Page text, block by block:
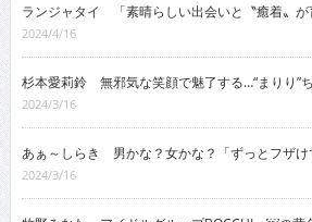
ランジャタイ 「素晴らしい出会いと〝癒着〟が
2024/4/16
杉本愛莉鈴 無邪気な笑顔で魅了する…“まりり”
2024/3/16
あぁ～しらき 男かな？女かな？「ずっとフザけ
2024/3/16